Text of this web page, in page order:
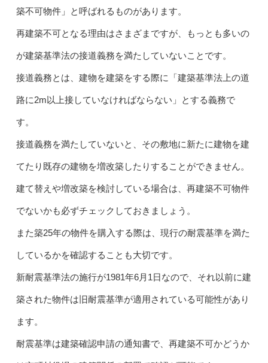
築不可物件」と呼ばれるものがあります。
再建築不可となる理由はさまざまですが、もっとも多いの
が建築基準法の接道義務を満たしていないことです。
接道義務とは、建物を建築をする際に「建築基準法上の道
路に2m以上接していなければならない」とする義務で
す。
接道義務を満たしていないと、その敷地に新たに建物を建
てたり既存の建物を増改築したりすることができません。
建て替えや増改築を検討している場合は、再建築不可物件
でないかも必ずチェックしておきましょう。
また築25年の物件を購入する際は、現行の耐震基準を満た
しているかを確認することも大切です。
新耐震基準法の施行が1981年6月1日なので、それ以前に建
築された物件は旧耐震基準が適用されている可能性があり
ます。
耐震基準は建築確認申請の通知書で、再建築不可かどうか